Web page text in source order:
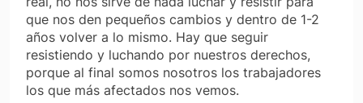
que nos den pequeños cambios y dentro de 1-2
años volver a lo mismo. Hay que seguir
resistiendo y luchando por nuestros derechos,
porque al final somos nosotros los trabajadores
los que más afectados nos vemos.